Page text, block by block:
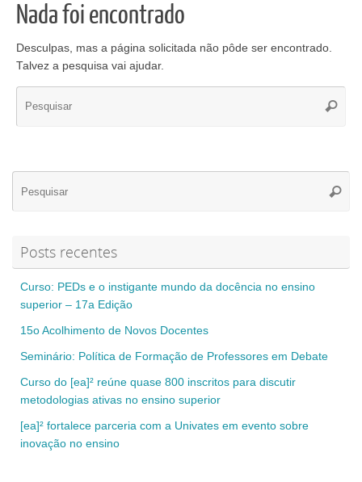
Nada foi encontrado
Desculpas, mas a página solicitada não pôde ser encontrado.
Talvez a pesquisa vai ajudar.
Posts recentes
Curso: PEDs e o instigante mundo da docência no ensino
superior – 17a Edição
15o Acolhimento de Novos Docentes
Seminário: Política de Formação de Professores em Debate
Curso do [ea]² reúne quase 800 inscritos para discutir
metodologias ativas no ensino superior
[ea]² fortalece parceria com a Univates em evento sobre
inovação no ensino